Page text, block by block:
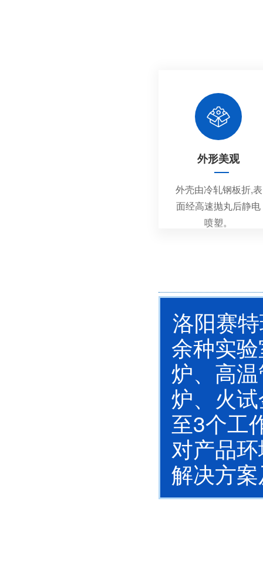
外形美观
外壳由冷轧钢板折,表
面经高速抛丸后静电
喷塑。
洛阳赛
余种实
炉、高
炉、火
至3个工
对产品
解决方